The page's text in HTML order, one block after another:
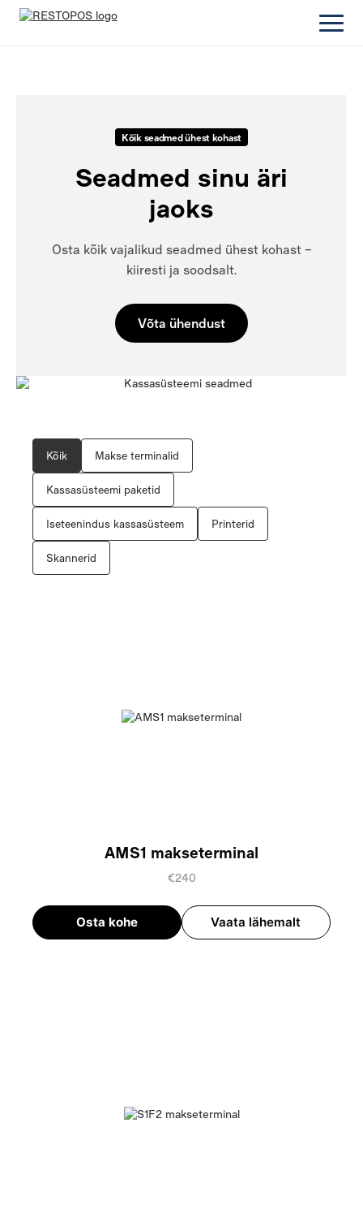
Kõik seadmed ühest kohast
Seadmed sinu äri
jaoks
Osta kõik vajalikud seadmed ühest kohast –
kiiresti ja soodsalt.
Võta ühendust
Kõik Makse terminalid
Kassasüsteemi paketid
Iseteenindus kassasüsteem Printerid
Skannerid
AMS1 makseterminal
€240
Osta kohe Vaata lähemalt